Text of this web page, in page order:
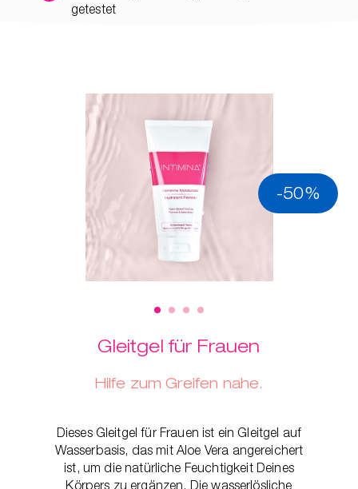
getestet
-50%
Gleitgel für Frauen
Hilfe zum Greifen nahe.
Dieses Gleitgel für Frauen ist ein Gleitgel auf
Wasserbasis, das mit Aloe Vera angereichert
ist, um die natürliche Feuchtigkeit Deines
Körpers zu ergänzen. Die wasserlösliche